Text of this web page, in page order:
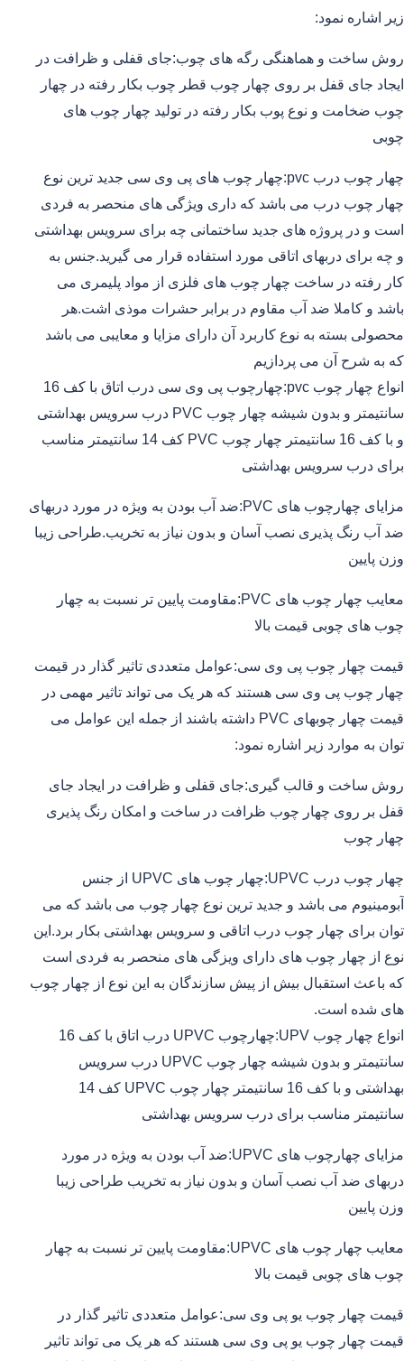
زیر اشاره نمود:
روش ساخت و هماهنگی رگه های چوب:جای قفلی و ظرافت در
ایجاد جای قفل بر روی چهار چوب قطر چوب بکار رفته در چهار
چوب ضخامت و نوع پوب بکار رفته در تولید چهار چوب های
چوبی
چهار چوب درب pvc:چهار چوب های پی وی سی جدید ترین نوع
چهار چوب درب می باشد که داری ویژگی های منحصر به فردی
است و در پروژه های جدید ساختمانی چه برای سرویس بهداشتی
و چه برای دربهای اتاقی مورد استفاده قرار می گیرید.جنس به
کار رفته در ساخت چهار چوب های فلزی از مواد پلیمری می
باشد و کاملا ضد آب مقاوم در برابر حشرات موذی اشت.هر
محصولی بسته به نوع کاربرد آن دارای مزایا و معایبی می باشد
که به شرح آن می پردازیم
انواع چهار چوب pvc:چهارچوب پی وی سی درب اتاق با کف 16
سانتیمتر و بدون شیشه چهار چوب PVC درب سرویس بهداشتی
و با کف 16 سانتیمتر چهار چوب PVC کف 14 سانتیمتر مناسب
برای درب سرویس بهداشتی
مزایای چهارچوب های PVC:ضد آب بودن به ویژه در مورد دربهای
ضد آب رنگ پذیری نصب آسان و بدون نیاز به تخریب.طراحی زیبا
وزن پایین
معایب چهار چوب های PVC:مقاومت پایین تر نسبت به چهار
چوب های چوبی قیمت بالا
قیمت چهار چوب پی وی سی:عوامل متعددی تاثیر گذار در قیمت
چهار چوب پی وی سی هستند که هر یک می تواند تاثیر مهمی در
قیمت چهار چوبهای PVC داشته باشند از جمله این عوامل می
توان به موارد زیر اشاره نمود:
روش ساخت و قالب گیری:جای قفلی و ظرافت در ایجاد جای
قفل بر روی چهار چوب ظرافت در ساخت و امکان رنگ پذیری
چهار چوب
چهار چوب درب UPVC:چهار چوب های UPVC از جنس
آبومینیوم می باشد و جدید ترین نوع چهار چوب می باشد که می
توان برای چهار چوب درب اتاقی و سرویس بهداشتی بکار برد.این
نوع از چهار چوب های دارای ویزگی های منحصر به فردی است
که باعث استقبال بیش از پیش سازندگان به این نوع از چهار چوب
های شده است.
انواع چهار چوب UPV:چهارچوب UPVC درب اتاق با کف 16
سانتیمتر و بدون شیشه چهار چوب UPVC درب سرویس
بهداشتی و با کف 16 سانتیمتر چهار چوب UPVC کف 14
سانتیمتر مناسب برای درب سرویس بهداشتی
مزایای چهارچوب های UPVC:ضد آب بودن به ویژه در مورد
دربهای ضد آب نصب آسان و بدون نیاز به تخریب طراحی زیبا
وزن پایین
معایب چهار چوب های UPVC:مقاومت پایین تر نسبت به چهار
چوب های چوبی قیمت بالا
قیمت چهار چوب یو پی وی سی:عوامل متعددی تاثیر گذار در
قیمت چهار چوب یو پی وی سی هستند که هر یک می تواند تاثیر